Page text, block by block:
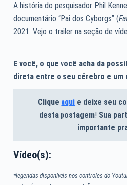
A história do pesquisador Phil
documentário “Pai dos Cyborgs” (
2021. Vejo o trailer na seção de
E você, o que você acha da
direta entre o seu cérebro e um
Clique aqui e deixe seu
desta postagem! Sua
importante
Vídeo(s):
*legendas disponíveis nos controles do